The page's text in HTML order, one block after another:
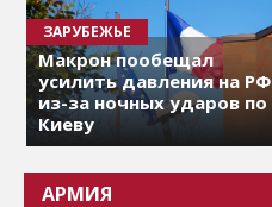
ЗАРУБЕЖЬЕ
Макрон пообещал
усилить давления на РФ
из-за ночных ударов по
Киеву
АРМИЯ